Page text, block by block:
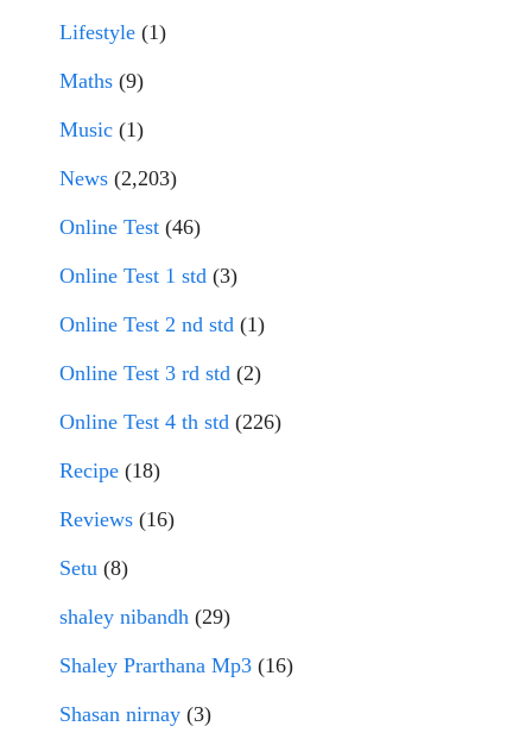
Lifestyle (1)
Maths (9)
Music (1)
News (2,203)
Online Test (46)
Online Test 1 std (3)
Online Test 2 nd std (1)
Online Test 3 rd std (2)
Online Test 4 th std (226)
Recipe (18)
Reviews (16)
Setu (8)
shaley nibandh (29)
Shaley Prarthana Mp3 (16)
Shasan nirnay (3)